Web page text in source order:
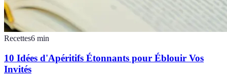
Recettes6 min
10 Idées d'Apéritifs Étonnants pour Éblouir Vos
Invités